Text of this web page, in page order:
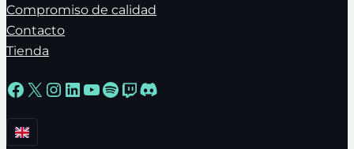
Compromiso de calidad
Contacto
Tienda
Facebook
X Instagram
LinkedIn
YouTube
Spotify
Twitch
Discord